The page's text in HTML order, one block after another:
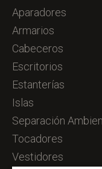
Aparadores
Armarios
Cabeceros
Escritorios
Estanterías
Islas
Separación
Tocadores
Vestidores